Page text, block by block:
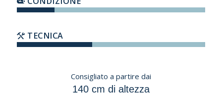
TECNICA
Consigliato a partire dai
140 cm di altezza